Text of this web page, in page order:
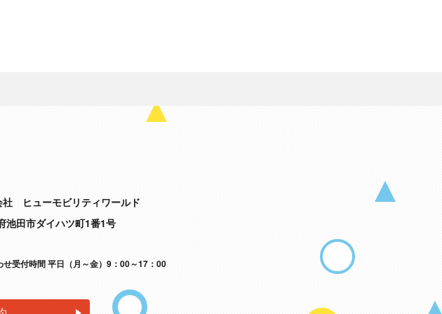
社 ヒューモビリティワールド
田市ダイハツ町1番1号
せ受付時間平日（月～金）9：00～17：00